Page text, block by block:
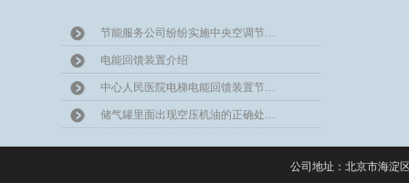
节能服务公司纷纷实施中央空调节…
电能回馈装置介绍
中心人民医院电梯电能回馈装置节…
储气罐里面出现空压机油的正确处…
公司地址：北京市海淀